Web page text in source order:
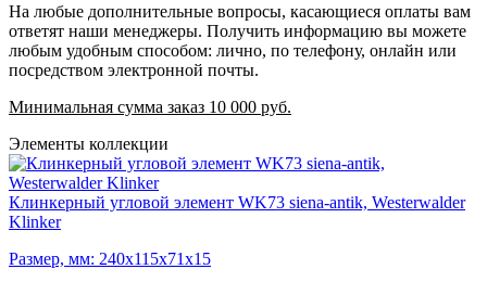
На любые дополнительные вопросы, касающиеся оплаты вам
ответят наши менеджеры. Получить информацию вы можете
любым удобным способом: лично, по телефону, онлайн или
посредством электронной почты.
Минимальная сумма заказ 10 000 руб.
Элементы коллекции
Клинкерный угловой элемент WK73 siena-antik, Westerwalder
Klinker
Размер, мм: 240х115х71х15